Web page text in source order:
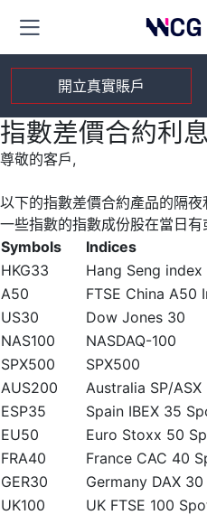
開立真實賬戶
指數差價合約利
尊敬的客戶,
以下的指數差價合約產品的隔
一些指數的指數成份股在當日有
Symbols
Indices
HKG33
Hang Seng index
A50
FTSE China A50
US30
Dow Jones 30
NAS100
NASDAQ-100
SPX500
SPX500
AUS200
Australia SP/
ESP35
Spain IBEX 35
EU50
Euro Stoxx 50
FRA40
France CAC 40
GER30
Germany DAX
UK100
UK FTSE 100